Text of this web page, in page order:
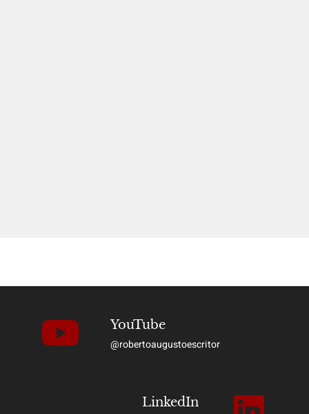
YouTube
@robertoaugustoescritor
LinkedIn